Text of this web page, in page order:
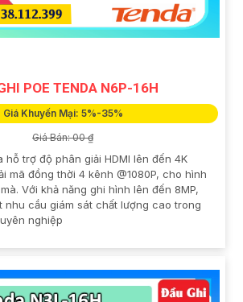
POE TENDA N6P-16H
Giá Khuyến Mại: 5%-35%
Giá Bán: 00 ₫
hỗ trợ độ phân giải HDMI lên đến 4K
mã đồng thời 4 kênh @1080P, cho hình
Với khả năng ghi hình lên đến 8MP,
nhu cầu giám sát chất lượng cao trong
nghiệp